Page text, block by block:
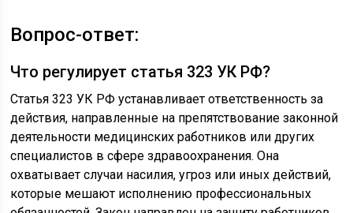
Вопрос-ответ:
Что регулирует статья 323 УК РФ?
Статья 323 УК РФ устанавливает ответственность за
действия, направленные на препятствование законной
деятельности медицинских работников или других
специалистов в сфере здравоохранения. Она
охватывает случаи насилия, угроз или иных действий,
которые мешают исполнению профессиональных